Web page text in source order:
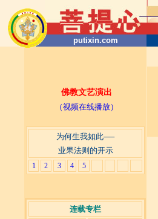
putixin.com
佛教文艺演出
（视频在线播放）
连载专栏
为何生我如此──
业果法则的开示
1 2 3 4 5